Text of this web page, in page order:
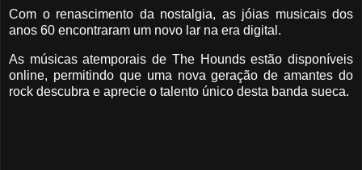
Com o renascimento da nostalgia, as jóias musicais dos
anos 60 encontraram um novo lar na era digital.
As músicas atemporais de The Hounds estão disponíveis
online, permitindo que uma nova geração de amantes do
rock descubra e aprecie o talento único desta banda sueca.